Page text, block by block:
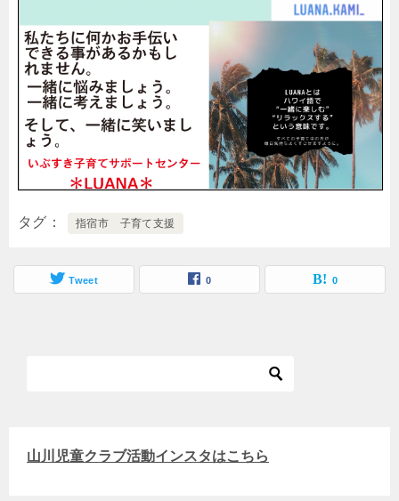
タグ 指宿市 子育て支援
Tweet 0 0
山川児童クラブ活動インスタはこちら